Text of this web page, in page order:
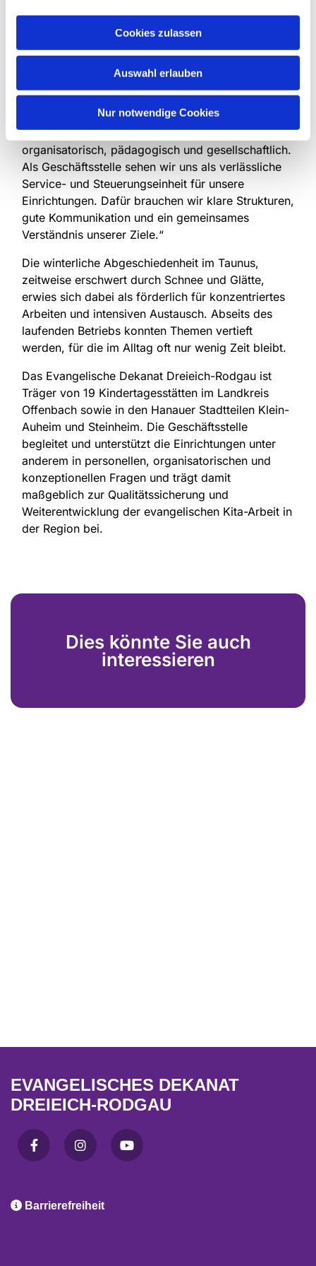
Cookies zulassen
Auswahl erlauben
Nur notwendige Cookies
Mit Daniela Zimmermann als Sachbearbeiterin
arbeitet seit wenigen Monaten Rebecca Wanke im
Klausurtagung begleitete, freut sich mit den beiden
Geschäftsführerinnen über die Zuwächse: „Die
Anforderungen an die Arbeit von
Kindertagesstätten wachsen stetig –
organisatorisch, pädagogisch und gesellschaftlich.
Als Geschäftsstelle sehen wir uns als verlässliche
Service- und Steuerungseinheit für unsere
Einrichtungen. Dafür brauchen wir klare Strukturen,
gute Kommunikation und ein gemeinsames
Verständnis unserer Ziele.“
Die winterliche Abgeschiedenheit im Taunus,
zeitweise erschwert durch Schnee und Glätte,
erwies sich dabei als förderlich für konzentriertes
Arbeiten und intensiven Austausch. Abseits des
laufenden Betriebs konnten Themen vertieft
werden, für die im Alltag oft nur wenig Zeit bleibt.
Das Evangelische Dekanat Dreieich-Rodgau ist
Träger von 19 Kindertagesstätten im Landkreis
Offenbach sowie in den Hanauer Stadtteilen Klein-
Auheim und Steinheim. Die Geschäftsstelle
begleitet und unterstützt die Einrichtungen unter
anderem in personellen, organisatorischen und
konzeptionellen Fragen und trägt damit
maßgeblich zur Qualitätssicherung und
Weiterentwicklung der evangelischen Kita-Arbeit in
der Region bei.
Dies könnte Sie auch
interessieren
EVANGELISCHES DEKANAT
DREIEICH-RODGAU
 Barrierefreiheit